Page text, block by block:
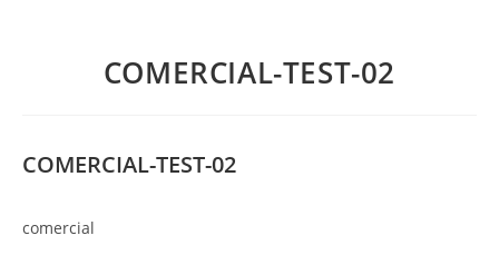
COMERCIAL-TEST-02
COMERCIAL-TEST-02
comercial